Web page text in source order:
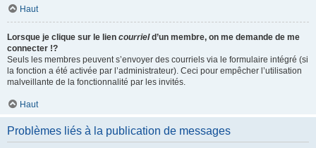
Haut
Lorsque je clique sur le lien courrield’un membre, on me demande de me
connecter !?
Seuls les membres peuvent s’envoyer des courriels via le formulaire intégré (si
la fonction a été activée par l’administrateur). Ceci pour empêcher l’utilisation
malveillante de la fonctionnalité par les invités.
Haut
Problèmes liés à la publication de messages